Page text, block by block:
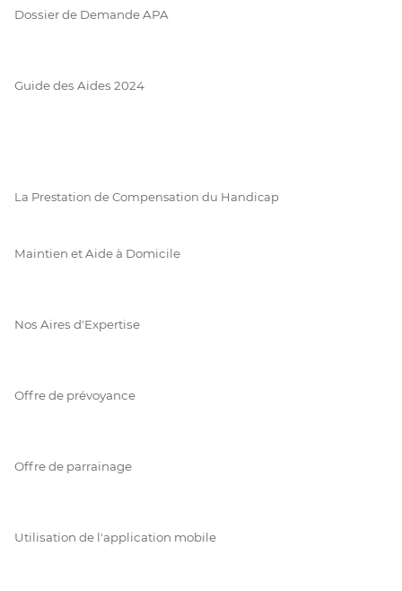
Dossier de Demande APA
Guide des Aides 2024
La Prestation de Compensation du Handicap
Maintien et Aide à Domicile
Nos Aires d'Expertise
Offre de prévoyance
Offre de parrainage
Utilisation de l'application mobile